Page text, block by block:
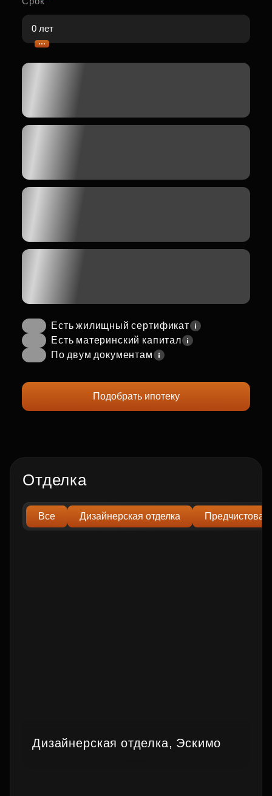
Есть жилищный сертификат
Есть материнский капитал
По двум документам
Подобрать ипотеку
Отделка
Все Дизайнерская отделка Предчистовая
Дизайнерская отделка, Эскимо